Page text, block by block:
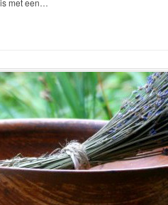
met een…